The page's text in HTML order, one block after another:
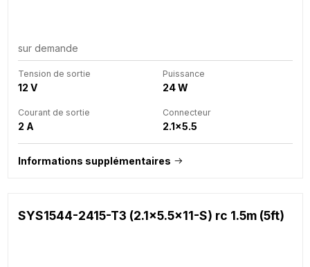
sur demande
Tension de sortie
12 V
Puissance
24 W
Courant de sortie
2 A
Connecteur
2.1x5.5
Informations supplémentaires
SYS1544-2415-T3 (2.1x5.5x11-S) rc 1.5m (5ft)